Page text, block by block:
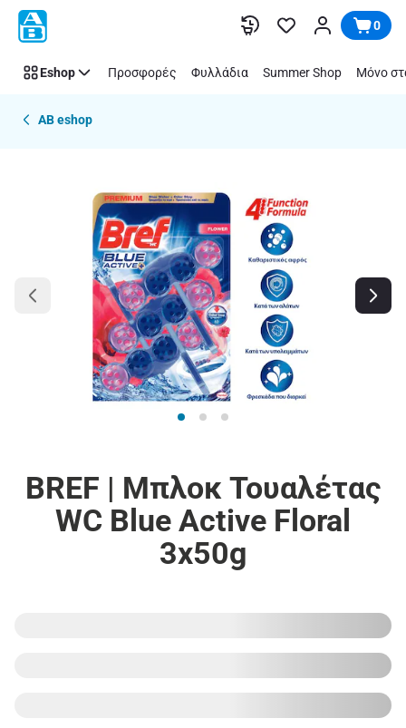
Παράλειψη 0
Eshop Προσφορές Φυλλάδια Summer Shop Μόνο
AB eshop
BREF | Μπλοκ Τουαλέτας
WC Blue Active Floral
3x50g